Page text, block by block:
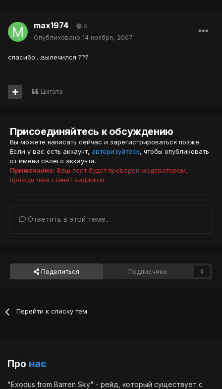
max1974 0
Опубликовано 14 ноября, 2007
спасибо....вылечился ???
Цитата
Присоединяйтесь к обсуждению
Вы можете написать сейчас и зарегистрироваться позже.
Если у вас есть аккаунт, авторизуйтесь, чтобы опубликовать
от имени своего аккаунта.
Примечание: Ваш пост будет проверен модератором,
прежде чем станет видимым.
Ответить в этой теме...
Поделиться Подписчики 0
Перейти к списку тем
Про нас
"Exodus from Barren Sky" - рейд, который существует с